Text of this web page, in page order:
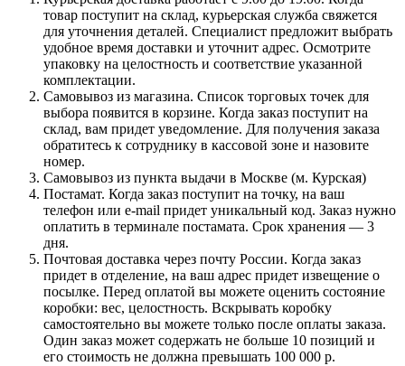
товар поступит на склад, курьерская служба свяжется
для уточнения деталей. Специалист предложит выбрать
удобное время доставки и уточнит адрес. Осмотрите
упаковку на целостность и соответствие указанной
комплектации.
Самовывоз из магазина. Список торговых точек для
выбора появится в корзине. Когда заказ поступит на
склад, вам придет уведомление. Для получения заказа
обратитесь к сотруднику в кассовой зоне и назовите
номер.
Самовывоз из пункта выдачи в Москве (м. Курская)
Постамат. Когда заказ поступит на точку, на ваш
телефон или e-mail придет уникальный код. Заказ нужно
оплатить в терминале постамата. Срок хранения — 3
дня.
Почтовая доставка через почту России. Когда заказ
придет в отделение, на ваш адрес придет извещение о
посылке. Перед оплатой вы можете оценить состояние
коробки: вес, целостность. Вскрывать коробку
самостоятельно вы можете только после оплаты заказа.
Один заказ может содержать не больше 10 позиций и
его стоимость не должна превышать 100 000 р.